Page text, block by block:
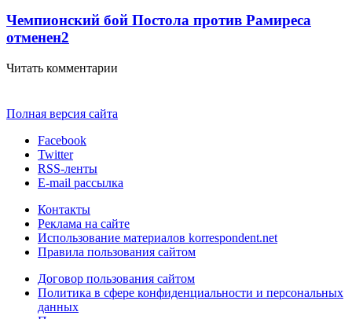
Чемпионский бой Постола против Рамиреса
отменен2
Читать комментарии
Полная версия сайта
Facebook
Twitter
RSS-ленты
E-mail рассылка
Контакты
Реклама на сайте
Использование материалов korrespondent.net
Правила пользования сайтом
Договор пользования сайтом
Политика в сфере конфиденциальности и персональных
данных